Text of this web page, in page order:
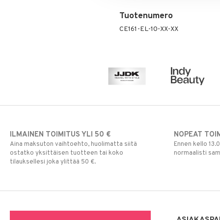
Tuotenumero
CE161-EL-10-XX-XX
ILMAINEN TOIMITUS YLI 50 €
Aina maksuton vaihtoehto, huolimatta siitä
ostatko yksittäisen tuotteen tai koko
tilauksellesi joka ylittää 50 €.
NOPEAT
Ennen kello
normaalisti